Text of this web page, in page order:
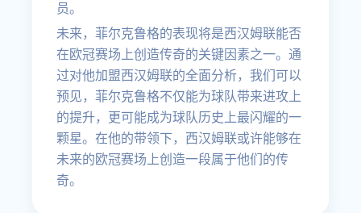
员。
未来，菲尔克鲁格的表现将是西汉姆联能否
在欧冠赛场上创造传奇的关键因素之一。通
过对他加盟西汉姆联的全面分析，我们可以
预见，菲尔克鲁格不仅能为球队带来进攻上
的提升，更可能成为球队历史上最闪耀的一
颗星。在他的带领下，西汉姆联或许能够在
未来的欧冠赛场上创造一段属于他们的传
奇。